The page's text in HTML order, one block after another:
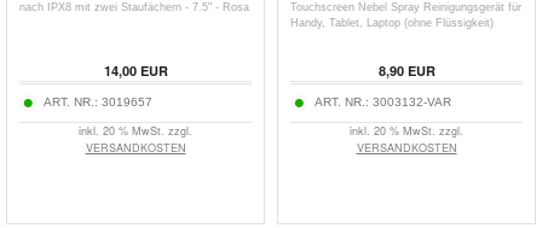
nach IPX8 mit zwei Staufächern - 7.5" - Rosa
14,00EUR
ART. NR.: 3019657
inkl. 20 % MwSt. zzgl.
VERSANDKOSTEN
Touchscreen Nebel Spray Reinigungsgerät für
Handy, Tablet, Laptop (ohne Flüssigkeit)
8,90EUR
ART. NR.: 3003132-VAR
inkl. 20 % MwSt. zzgl.
VERSANDKOSTEN